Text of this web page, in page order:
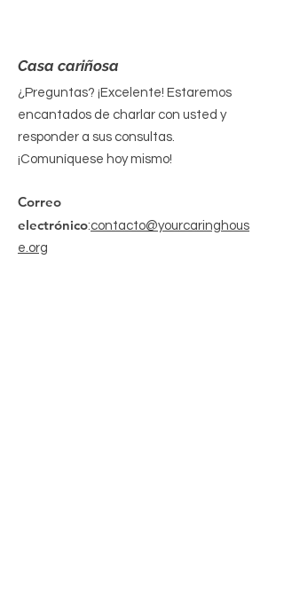
Casa cariñosa
¿Preguntas? ¡Excelente! Estaremos
encantados de charlar con usted y
responder a sus consultas.
¡Comuníquese hoy mismo!
Correo
electrónico:contacto@yourcaringhous
e.org